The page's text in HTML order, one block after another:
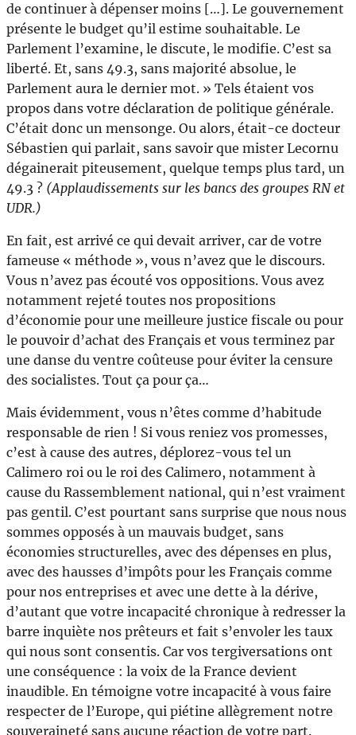
de continuer à dépenser moins […]. Le gouvernement
présente le budget qu’il estime souhaitable. Le
Parlement l’examine, le discute, le modifie. C’est sa
liberté. Et, sans 49.3, sans majorité absolue, le
Parlement aura le dernier mot. » Tels étaient vos
propos dans votre déclaration de politique générale.
C’était donc un mensonge. Ou alors, était-ce docteur
Sébastien qui parlait, sans savoir que mister Lecornu
dégainerait piteusement, quelque temps plus tard, un
49.3 ? (Applaudissements sur les bancs des groupes RN et
UDR.)
En fait, est arrivé ce qui devait arriver, car de votre
fameuse « méthode », vous n’avez que le discours.
Vous n’avez pas écouté vos oppositions. Vous avez
notamment rejeté toutes nos propositions
d’économie pour une meilleure justice fiscale ou pour
le pouvoir d’achat des Français et vous terminez par
une danse du ventre coûteuse pour éviter la censure
des socialistes. Tout ça pour ça…
Mais évidemment, vous n’êtes comme d’habitude
responsable de rien ! Si vous reniez vos promesses,
c’est à cause des autres, déplorez-vous tel un
Calimero roi ou le roi des Calimero, notamment à
cause du Rassemblement national, qui n’est vraiment
pas gentil. C’est pourtant sans surprise que nous nous
sommes opposés à un mauvais budget, sans
économies structurelles, avec des dépenses en plus,
avec des hausses d’impôts pour les Français comme
pour nos entreprises et avec une dette à la dérive,
d’autant que votre incapacité chronique à redresser la
barre inquiète nos prêteurs et fait s’envoler les taux
qui nous sont consentis. Car vos tergiversations ont
une conséquence : la voix de la France devient
inaudible. En témoigne votre incapacité à vous faire
respecter de l’Europe, qui piétine allègrement notre
souveraineté sans aucune réaction de votre part.